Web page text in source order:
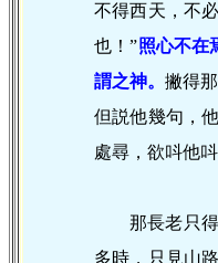
不得西天，不
也！”照心不在
謂之神。撇得
但説他幾句，
處尋，欲呌他
那長老只
多時，只見山